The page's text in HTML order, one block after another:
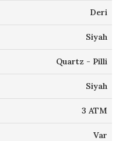
Deri
Siyah
Quartz - Pilli
Siyah
3 ATM
Var